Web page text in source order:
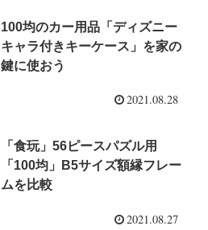
100均のカー用品「ディズニー
キャラ付きキーケース」を家の
鍵に使おう
2021.08.28
「食玩」56ピースパズル用
「100均」B5サイズ額縁フレー
ムを比較
2021.08.27